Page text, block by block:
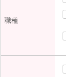
職種